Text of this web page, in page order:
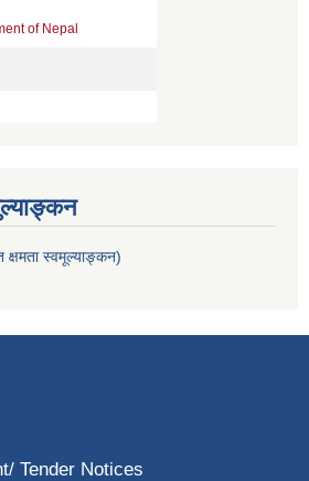
स्वमूल्याङ्कन)
Tender Notices